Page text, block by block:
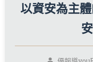
以資安為主